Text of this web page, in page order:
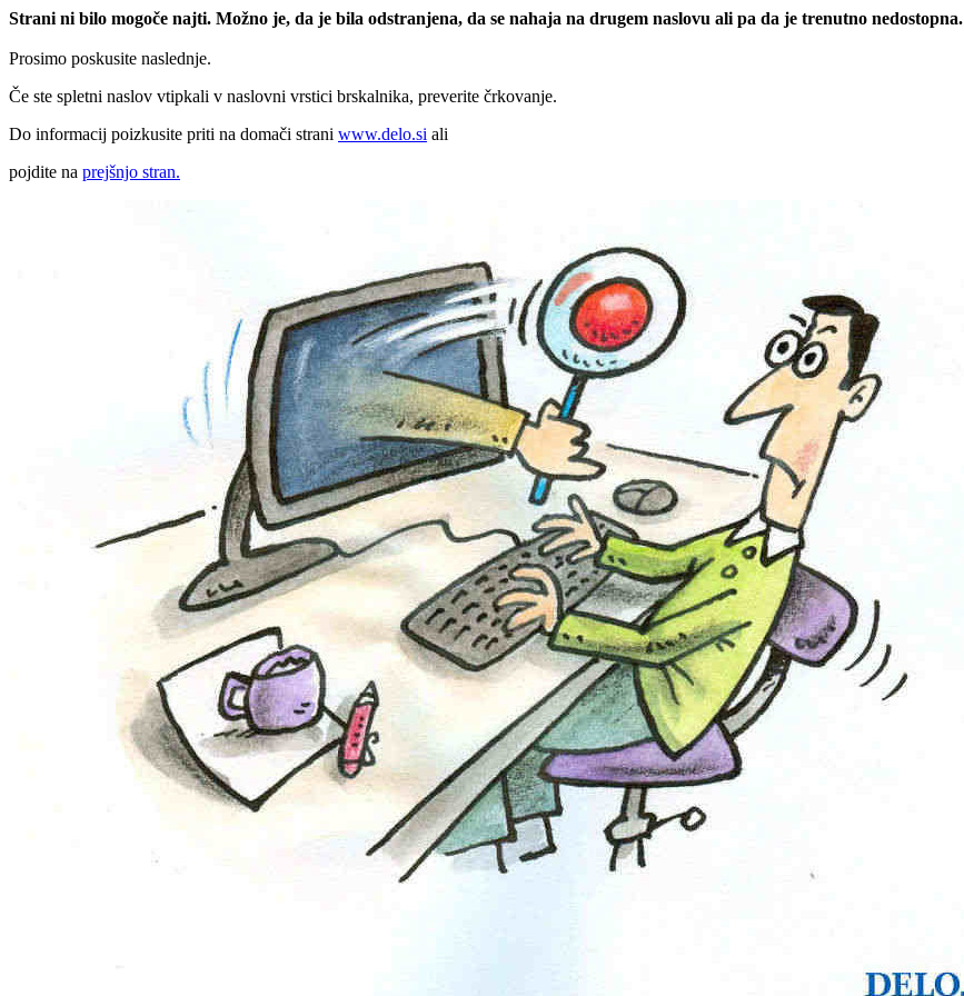
Strani ni bilo mogoče najti. Možno je, da je bila odstranjena, da se nahaja na drugem naslovu ali pa da je trenutno nedostopna.
Prosimo poskusite naslednje.
Če ste spletni naslov vtipkali v naslovni vrstici brskalnika, preverite črkovanje.
Do informacij poizkusite priti na domači strani www.delo.si ali
pojdite na prejšnjo stran.